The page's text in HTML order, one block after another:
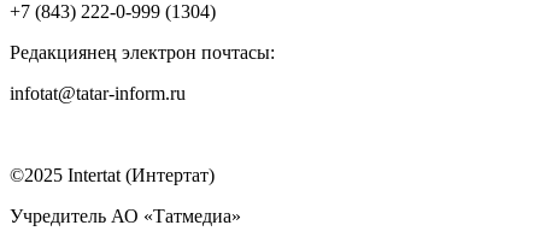
+7 (843) 222-0-999 (1304)
Редакциянең электрон почтасы:
infotat@tatar-inform.ru
©2025 Intertat (Интертат)
Учредитель АО «Татмедиа»